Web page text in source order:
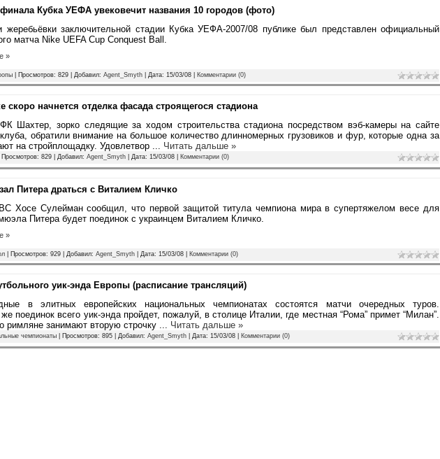
Кубка УЕФА увековечит названия 10 городов (фото)
жеребьёвки заключительной стадии Кубка УЕФА-2007/08 публике был представлен официальный
матча Nike UEFA Cup Conquest Ball.
»
| Просмотров: 829 | Добавил: Agent_Smyth | Дата: 15/03/08 Комментарии (0)
скоро начнется отделка фасада строящегося стадиона
Шахтер, зорко следящие за ходом строительства стадиона посредством вэб-камеры на сайте
обратили внимание на большое количество длинномерных грузовиков и фур, которые одна за
на стройплощадку. Удовлетвор
Читать дальше »
| Просмотров: 829 | Добавил: Agent_Smyth | Дата: 15/03/08 Комментарии (0)
Питера драться с Виталием Кличко
Хосе Сулейман сообщил, что первой защитой титула чемпиона мира в супертяжелом весе для
Питера будет поединок с украинцем Виталием Кличко.
»
| Просмотров: 929 | Добавил: Agent_Smyth | Дата: 15/03/08 Комментарии (0)
уик-энда Европы (расписание трансляций)
в элитных европейских национальных чемпионатах состоятся матчи очередных туров.
поединок всего уик-энда пройдет, пожалуй, в столице Италии, где местная “Рома” примет “Милан”.
римляне занимают вторую строчку
Читать дальше »
чемпионаты | Просмотров: 895 | Добавил: Agent_Smyth | Дата: 15/03/08 Комментарии (0)